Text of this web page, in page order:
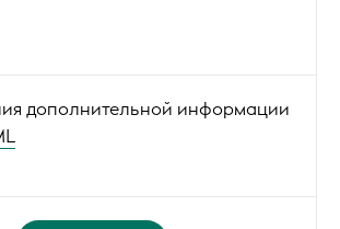
дополнительной информации